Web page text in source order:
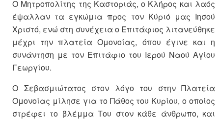
Ο Μητροπολίτης της Καστοριάς, ο Κλήρος και λαός
έψαλλαν τα εγκώμια προς τον Κύριό μας Ιησού
Χριστό, ενώ στη συνέχεια ο Επιτάφιος λιτανεύθηκε
μέχρι την πλατεία Ομονοίας, όπου έγινε και η
συνάντηση με τον Επιτάφιο του Ιερού Ναού Αγίου
Γεωργίου.
Ο Σεβασμιώτατος στον λόγο του στην Πλατεία
Ομονοίας μίλησε για το Πάθος του Κυρίου, ο οποίος
στρέφει το βλέμμα Του στον κάθε άνθρωπο, και